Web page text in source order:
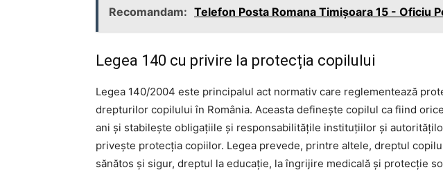
Recomandam: Telefon Posta Romana Timişoara 15 - Oficiu
Legea 140 cu privire la protecția copilului
Legea 140/2004 este principalul act normativ care reglementează
drepturilor copilului în România. Aceasta definește copilul ca fiind
ani și stabilește obligațiile și responsabilitățile instituțiilor și
privește protecția copiilor. Legea prevede, printre altele, dreptul
sănătos și sigur, dreptul la educație, la îngrijire medicală și protecție